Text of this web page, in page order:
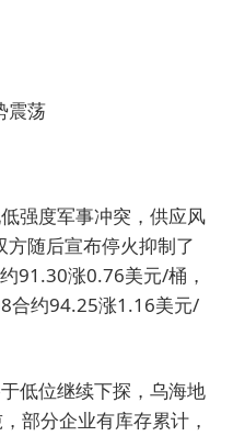
震荡
强度军事冲突，供应风
随后宣布停火抑制了
91.30涨0.76美元/桶，
合约94.25涨1.16美元/
低位继续下探，乌海地
部分企业有库存累计，